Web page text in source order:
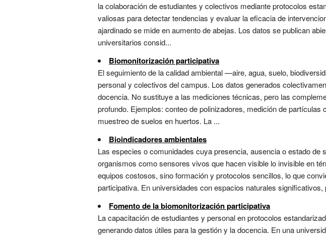
la colaboración de estudiantes y colectivos mediante protocolos
valiosas para detectar tendencias y evaluar la eficacia de
ajardinado se mide en aumento de abejas. Los datos se publican
universitarios consid...
Biomonitorización participativa
El seguimiento de la calidad ambiental —aire, agua, suelo,
personal y colectivos del campus. Los datos generados
docencia. No sustituye a las mediciones técnicas, pero las
profundo. Ejemplos: conteo de polinizadores, medición de
muestreo de suelos en huertos. La ...
Bioindicadores ambientales
Las especies o comunidades cuya presencia, ausencia o estado
organismos como sensores vivos que hacen visible lo invisible en
equipos costosos, sino formación y protocolos sencillos, lo que
participativa. En universidades con espacios naturales
Fomento de la biomonitorización participativa
La capacitación de estudiantes y personal en protocolos
generando datos útiles para la gestión y la docencia. En una